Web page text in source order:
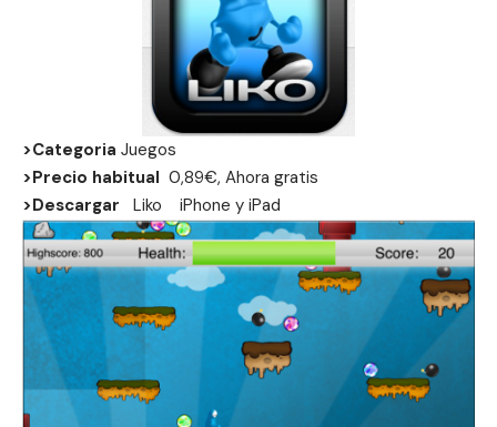
>Categoria Juegos
>Precio habitual 0,89€, Ahora gratis
>Descargar
Liko iPhone y iPad